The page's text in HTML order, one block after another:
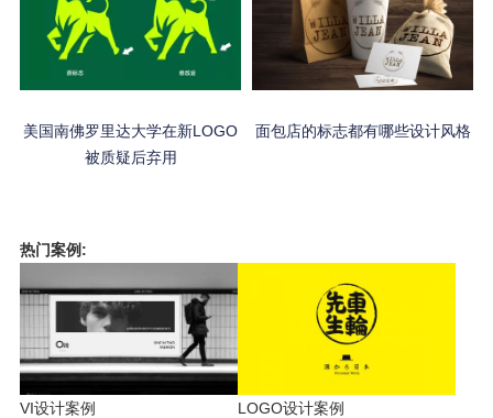
美国南佛罗里达大学在新LOGO
被质疑后弃用
面包店的标志都有哪些设计风格
热门案例:
VI设计案例 LOGO设计案例